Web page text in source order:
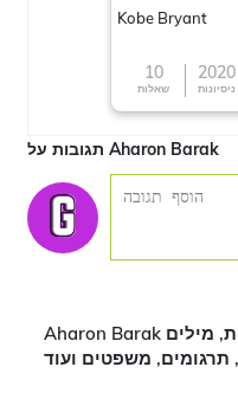
Kobe Bryant
10
שאלות
2020
ניסיונות
תגובות על Aharon Barak
Aharon Barak ליטאי הגייה עם משמעויות, מילים